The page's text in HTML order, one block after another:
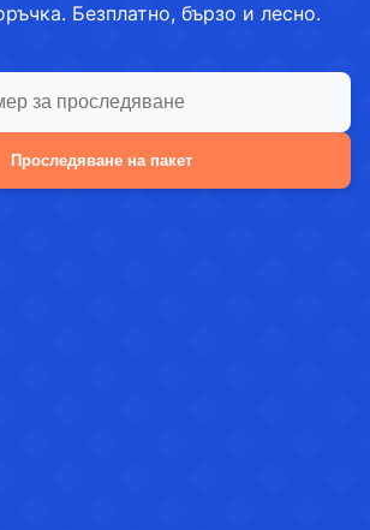
Безплатно, бързо и лесно.
Проследяване на пакет